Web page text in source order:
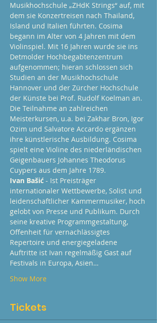
Musikhochschule „ZHdK Strings“ auf, mit
dem sie Konzertreisen nach Thailand,
Island und Italien führten. Cosima
begann im Alter von 4 Jahren mit dem
Violinspiel. Mit 16 Jahren wurde sie ins
Detmolder Hochbegabtenzentrum
aufgenommen; hieran schlossen sich
Studien an der Musikhochschule
Hannover und der Zürcher Hochschule
der Künste bei Prof. Rudolf Koelman an.
Die Teilnahme an zahlreichen
Meisterkursen, u.a. bei Zakhar Bron, Igor
Ozim und Salvatore Accardo ergänzen
ihre künstlerische Ausbildung. Cosima
spielt eine Violine des niederländischen
Geigenbauers Johannes Theodorus
Cuypers aus dem Jahre 1789.
Ivan Bašić - Ist Preisträger
internationaler Wettbewerbe, Solist und
leidenschaftlicher Kammermusiker, hoch
gelobt von Presse und Publikum. Durch
seine kreative Programmgestaltung,
Offenheit für vernachlässigtes
Repertoire und energiegeladene
Auftritte ist Ivan regelmäßig Gast auf
Festivals in Europa, Asien…
Show More
Tickets